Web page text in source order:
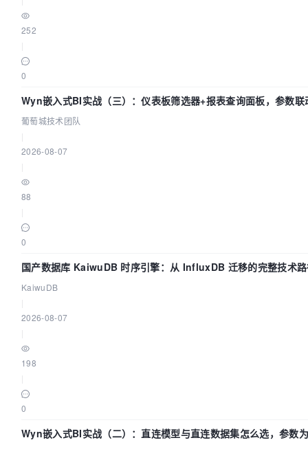
252
0
Wyn嵌入式BI实战（三）：仪表板筛选器+报表查询面板，参数联
葡萄城技术团队
2026-08-07
88
0
国产数据库 KaiwuDB 时序引擎：从 InfluxDB 迁移的完整技术
KaiwuDB
2026-08-07
198
0
Wyn嵌入式BI实战（二）：直连模型与直连数据集怎么选，参数